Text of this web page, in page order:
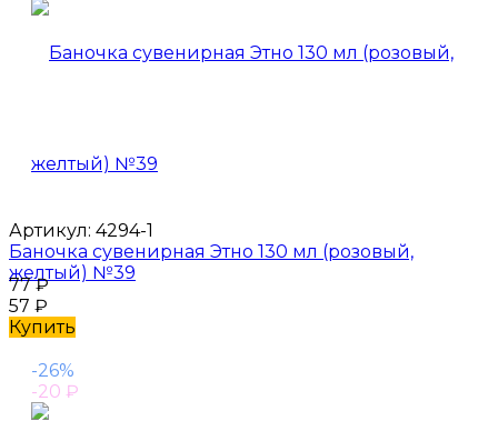
Артикул: 4294-1
Баночка сувенирная Этно 130 мл (розовый,
желтый) №39
77₽
57 ₽
Купить
-26%
-20 ₽